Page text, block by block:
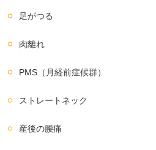
足がつる
肉離れ
PMS（月経前症候群）
ストレートネック
産後の腰痛